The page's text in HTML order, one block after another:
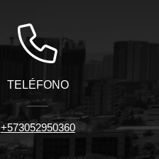
TELÉFONO
+573052950360